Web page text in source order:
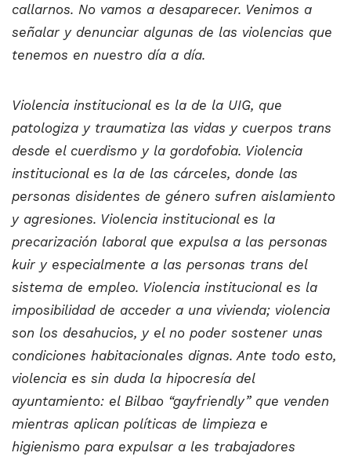
callarnos. No vamos a desaparecer. Venimos a
señalar y denunciar algunas de las violencias que
tenemos en nuestro día a día.
Violencia institucional es la de la UIG, que
patologiza y traumatiza las vidas y cuerpos trans
desde el cuerdismo y la gordofobia. Violencia
institucional es la de las cárceles, donde las
personas disidentes de género sufren aislamiento
y agresiones. Violencia institucional es la
precarización laboral que expulsa a las personas
kuir y especialmente a las personas trans del
sistema de empleo. Violencia institucional es la
imposibilidad de acceder a una vivienda; violencia
son los desahucios, y el no poder sostener unas
condiciones habitacionales dignas. Ante todo esto,
violencia es sin duda la hipocresía del
ayuntamiento: el Bilbao “gayfriendly” que venden
mientras aplican políticas de limpieza e
higienismo para expulsar a les trabajadores